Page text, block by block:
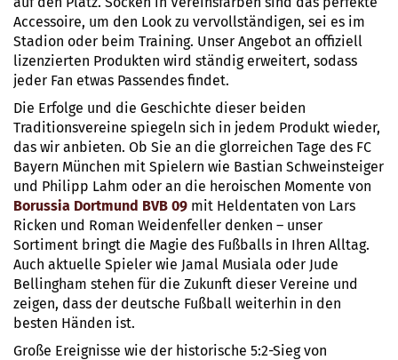
Accessoire, um den Look zu vervollständigen, sei es im
Stadion oder beim Training. Unser Angebot an offiziell
lizenzierten Produkten wird ständig erweitert, sodass
jeder Fan etwas Passendes findet.
Die Erfolge und die Geschichte dieser beiden
Traditionsvereine spiegeln sich in jedem Produkt wieder,
das wir anbieten. Ob Sie an die glorreichen Tage des FC
Bayern München mit Spielern wie Bastian Schweinsteiger
und Philipp Lahm oder an die heroischen Momente von
Borussia Dortmund BVB 09 mit Heldentaten von Lars
Ricken und Roman Weidenfeller denken – unser
Sortiment bringt die Magie des Fußballs in Ihren Alltag.
Auch aktuelle Spieler wie Jamal Musiala oder Jude
Bellingham stehen für die Zukunft dieser Vereine und
zeigen, dass der deutsche Fußball weiterhin in den
besten Händen ist.
Große Ereignisse wie der historische 5:2-Sieg von